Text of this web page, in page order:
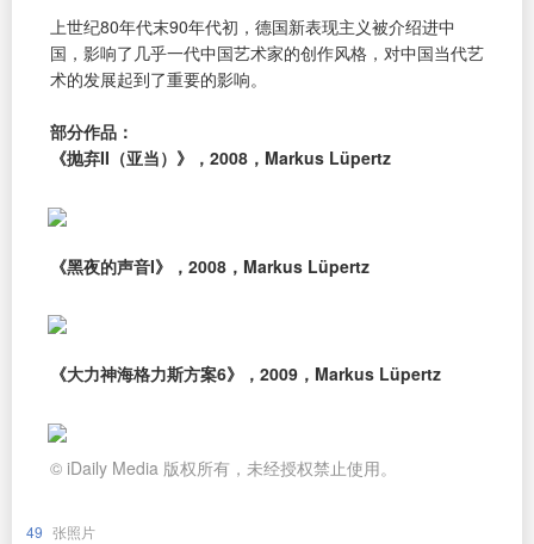
上世纪80年代末90年代初，德国新表现主义被介绍进中
国，影响了几乎一代中国艺术家的创作风格，对中国当代艺
术的发展起到了重要的影响。
部分作品：
《抛弃II（亚当）》，2008，Markus Lüpertz
《黑夜的声音I》，2008，Markus Lüpertz
《大力神海格力斯方案6》，2009，Markus Lüpertz
© iDaily Media 版权所有，未经授权禁止使用。
49 张照片